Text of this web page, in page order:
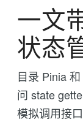
一文
状态
目录 Pinia
问 state
模拟调用接